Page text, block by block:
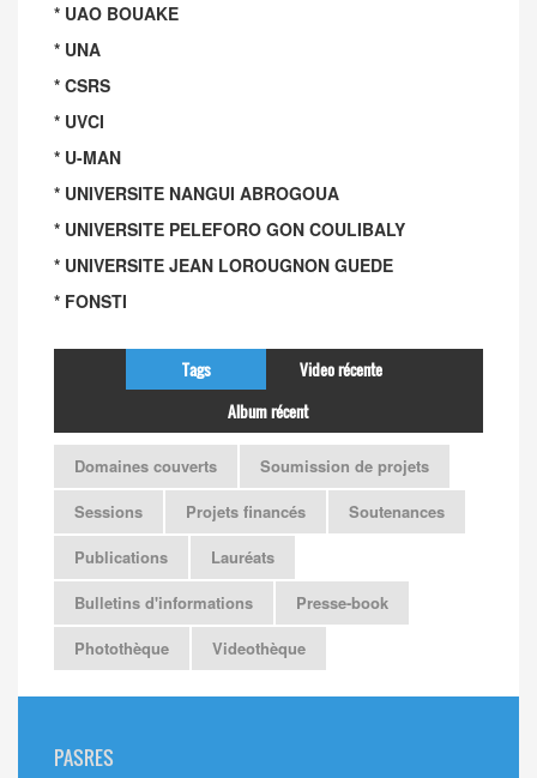
* UAO BOUAKE
* UNA
* CSRS
* UVCI
* U-MAN
* UNIVERSITE NANGUI ABROGOUA
* UNIVERSITE PELEFORO GON COULIBALY
* UNIVERSITE JEAN LOROUGNON GUEDE
* FONSTI
Tags
Video récente
Album récent
Domaines couverts
Soumission de projets
Sessions
Projets financés
Soutenances
Publications
Lauréats
Bulletins d'informations
Presse-book
Photothèque
Videothèque
PASRES